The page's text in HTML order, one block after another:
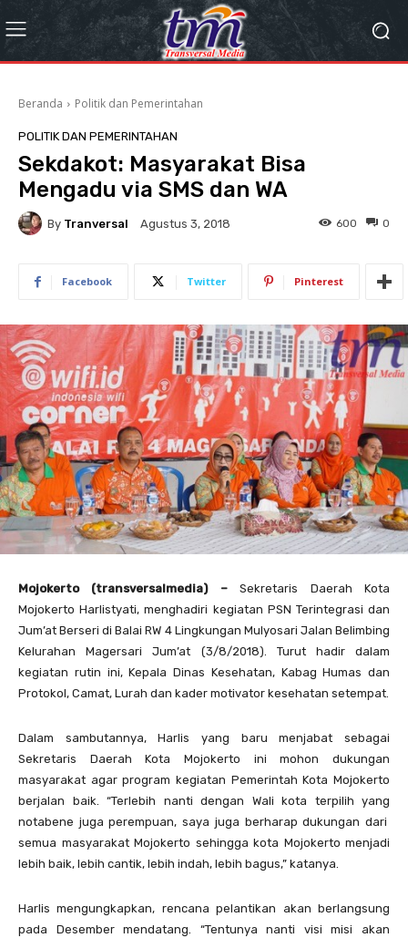
Beranda Politik dan Pemerintahan
POLITIK DAN PEMERINTAHAN
Sekdakot: Masyarakat Bisa
Mengadu via SMS dan WA
By Tranversal Agustus 3, 2018 0
600
Facebook Twitter Pinterest
Mojokerto (transversalmedia) –Sekretaris Daerah Kota
Mojokerto Harlistyati, menghadiri kegiatan PSN Terintegrasi dan
Jum’at Berseri di Balai RW 4 Lingkungan Mulyosari Jalan Belimbing
Kelurahan Magersari Jum’at (3/8/2018). Turut hadir dalam
kegiatan rutin ini, Kepala Dinas Kesehatan, Kabag Humas dan
Protokol, Camat, Lurah dan kader motivator kesehatan setempat.
Dalam sambutannya, Harlis yang baru menjabat sebagai
Sekretaris Daerah Kota Mojokerto ini mohon dukungan
masyarakat agar program kegiatan Pemerintah Kota Mojokerto
berjalan baik. “Terlebih nanti dengan Wali kota terpilih yang
notabene juga perempuan, saya juga berharap dukungan dari
semua masyarakat Mojokerto sehingga kota Mojokerto menjadi
lebih baik, lebih cantik, lebih indah, lebih bagus,” katanya.
Harlis mengungkapkan, rencana pelantikan akan berlangsung
pada Desember mendatang. “Tentunya nanti visi misi akan